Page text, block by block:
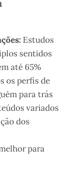
Estudos
sentidos
até 65%
os perfis de
para trás
variados
dos
para